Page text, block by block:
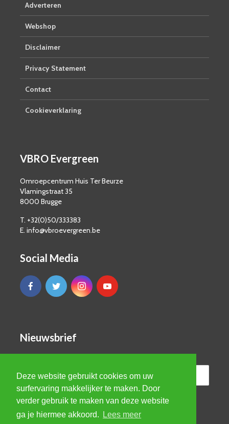
Deze website gebruikt cookies om uw
surfervaring makkelijker te maken. Door
verder gebruik te maken van deze website
ga je hiermee akkoord.
Lees meer
Adverteren
Webshop
Disclaimer
Privacy Statement
Contact
Cookieverklaring
VBRO Evergreen
Omroepcentrum Huis Ter Beurze
Vlamingstraat 35
8000 Brugge
T. +32(0)50/333383
E. info@vbroevergreen.be
Social Media
Nieuwsbrief